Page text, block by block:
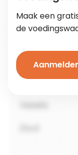
Maak een
de